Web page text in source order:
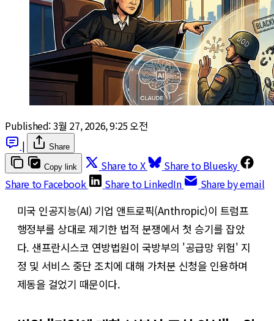
Published:3월 27, 2026, 9:25 오전
|
Share
Copy link Share to X
Share to Bluesky
Share to Facebook
Share to LinkedIn Share by email
미국 인공지능(AI) 기업 앤트로픽(Anthropic)이 트럼프
행정부를 상대로 제기한 법적 분쟁에서 첫 승기를 잡았
다. 샌프란시스코 연방법원이 국방부의 '공급망 위험' 지
정 및 서비스 중단 조치에 대해 가처분 신청을 인용하며
제동을 걸었기 때문이다.